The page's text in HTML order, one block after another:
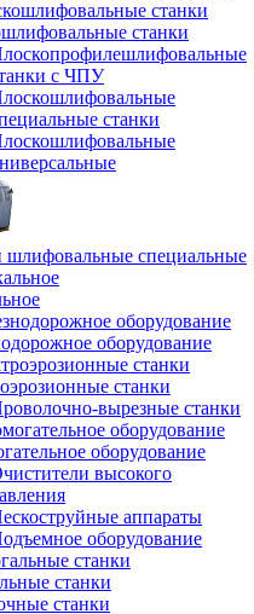
станки
с ЧПУ
станки
шлифовальные специальные
оборудование
станки
вырезные станки
оборудование
высокого
аппараты
оборудование
станки